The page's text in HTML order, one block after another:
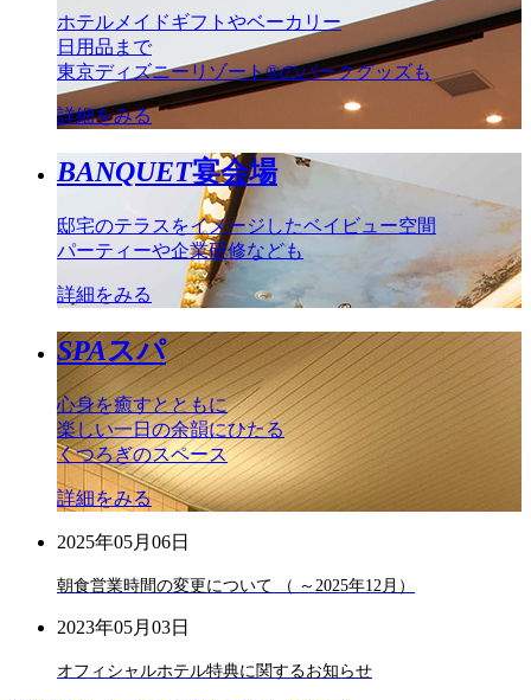
ホテルメイドギフトやベーカリー
日用品まで
東京ディズニーリゾート®のパークグッズも
詳細をみる
BANQUET宴会場
邸宅のテラスをイメージしたベイビュー空間
パーティーや企業研修なども
詳細をみる
SPAスパ
心身を癒すとともに
楽しい一日の余韻にひたる
くつろぎのスペース
詳細をみる
2025年05月06日
朝食営業時間の変更について （ ～2025年12月）
2023年05月03日
オフィシャルホテル特典に関するお知らせ